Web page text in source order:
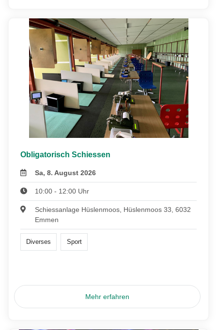
Obligatorisch Schiessen
Sa, 8. August 2026
10:00 - 12:00 Uhr
Schiessanlage Hüslenmoos, Hüslenmoos 33, 6032
Emmen
Diverses Sport
Mehr erfahren